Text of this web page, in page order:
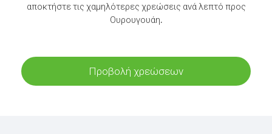
αποκτήστε τις χαμηλότερες χρεώσεις ανά λεπτό προς
Ουρουγουάη.
Προβολή χρεώσεων